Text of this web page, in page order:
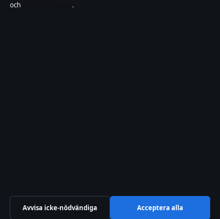
och
.
Avvisa icke-nödvändiga Acceptera alla